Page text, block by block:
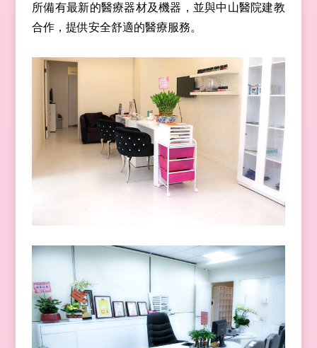
所備有最新的醫療器材及機器，並與中山醫院建教
合作，提供安全舒適的醫療服務。